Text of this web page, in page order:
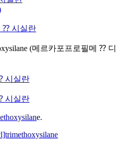
⁇ 시실란
(메르카포프로필메 ⁇ 디
시실란
시실란
e.